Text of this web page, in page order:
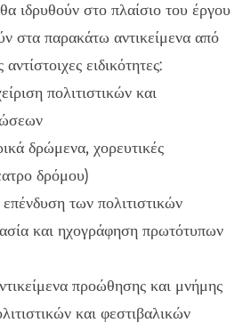
ιδρυθούν στο πλαίσιο του έργου
στα παρακάτω αντικείμενα από
ειδικότητες:
πολιτιστικών και
δρώμενα, χορευτικές
δρόμου)
των πολιτιστικών
και ηχογράφηση πρωτότυπων
προώθησης και μνήμης
και φεστιβαλικών